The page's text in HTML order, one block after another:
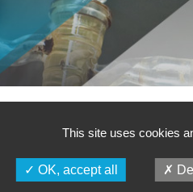
This site uses cookies
OK, accept all